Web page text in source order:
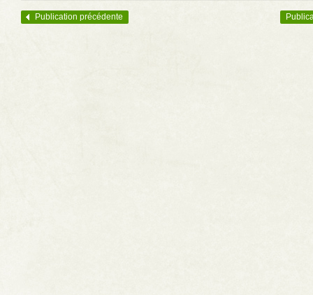
Navigation des articles
Publication précédente